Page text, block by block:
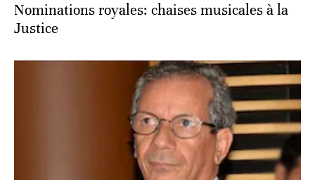
Nominations royales: chaises musicales à la
Justice